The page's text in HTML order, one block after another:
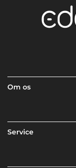
Om os
Service